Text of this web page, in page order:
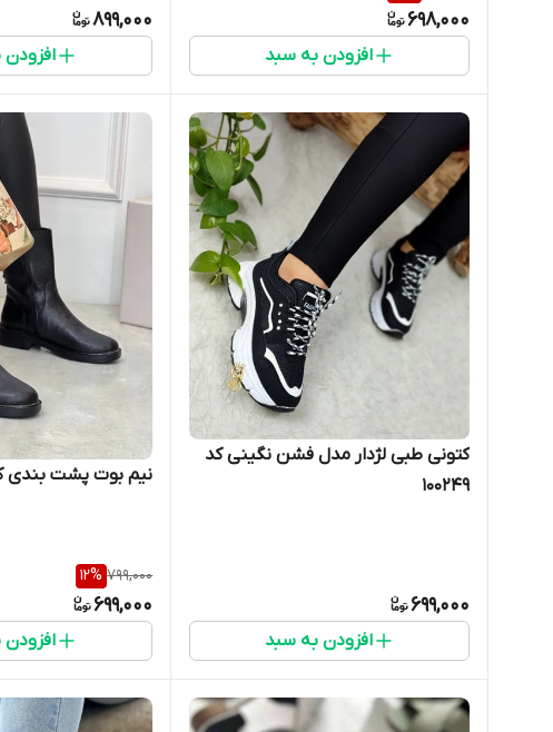
698,000
افزودن به سبد
899,000
کتونی طبی لژدار مدل فشن نگینی کد
100249
699,000
افزودن به سبد
نیم بوت پشت بندی کد
799,000
12%
699,000